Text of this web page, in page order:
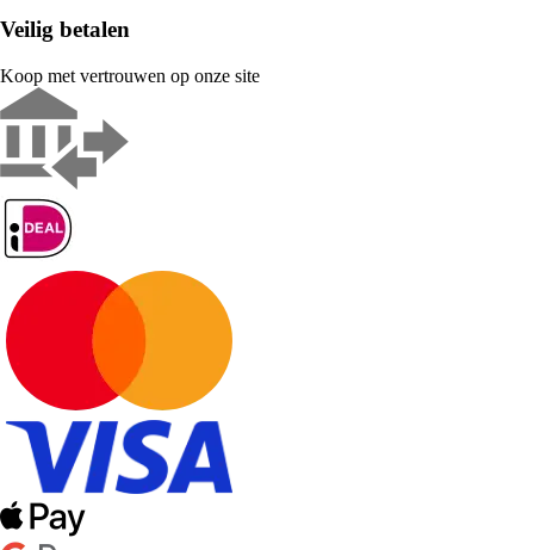
Veilig betalen
Koop met vertrouwen op onze site